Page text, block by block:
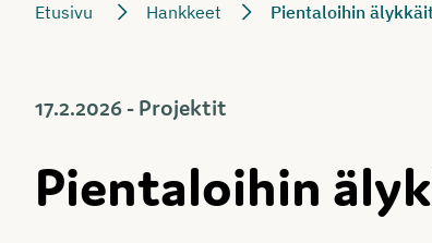
Etusivu Hankkeet Pientaloihin
17.2.2026 - Projektit
Pientaloihin